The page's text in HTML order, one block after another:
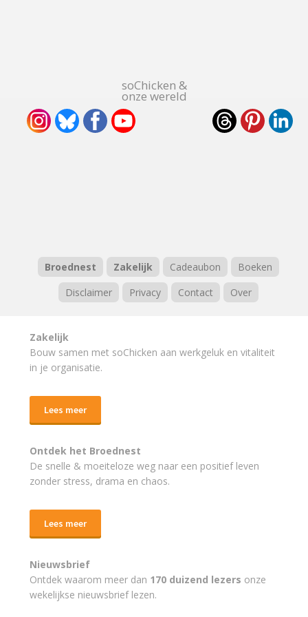
soChicken &
onze wereld
Broednest Zakelijk Cadeaubon
Boeken
Disclaimer
Privacy Contact Over
Zakelijk
Bouw samen met soChicken aan werkgeluk en vitaliteit
in je organisatie.
Lees meer
Ontdek het Broednest
De snelle & moeiteloze weg naar een positief leven
zonder stress, drama en chaos.
Lees meer
Nieuwsbrief
Ontdek waarom meer dan 170 duizend lezers onze
wekelijkse nieuwsbrief lezen.